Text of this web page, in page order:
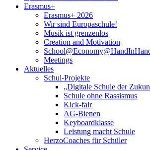
Erasmus+
Erasmus+ 2026
Wir sind Europaschule!
Musik ist grenzenlos
Creation and Motivation
Meetings
Aktuelles
Schul-Projekte
„Digitale Schule der
Schule ohne Rassismus
Kick-fair
AG-Bienen
Keyboardklasse
Leistung macht Schule
HerzoCoaches für Schüler